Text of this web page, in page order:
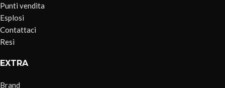
Punti vendita
Esplosi
Contattaci
Resi
EXTRA
Brand